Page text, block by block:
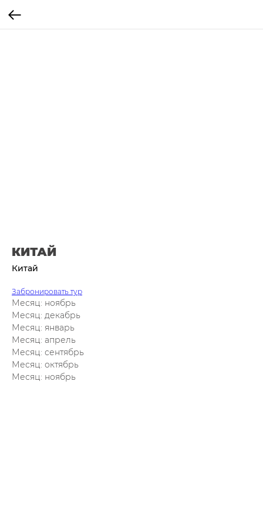
КИТАЙ
Китай
Забронировать тур
Месяц: ноябрь
Месяц: декабрь
Месяц: январь
Месяц: апрель
Месяц: сентябрь
Месяц: октябрь
Месяц: ноябрь